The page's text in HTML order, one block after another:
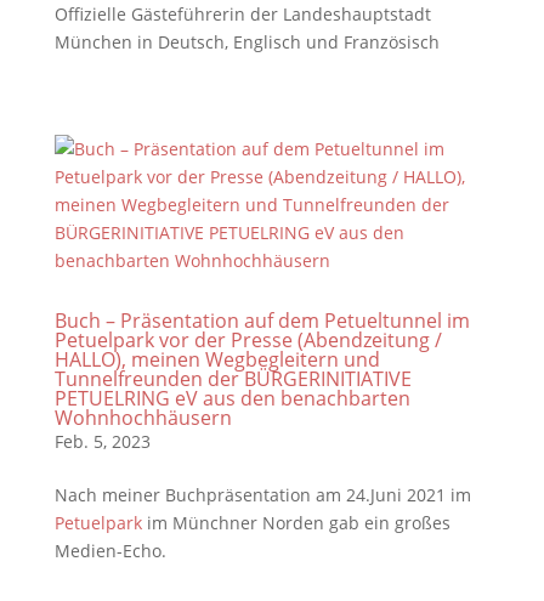
Offizielle Gästeführerin der Landeshauptstadt
München in Deutsch, Englisch und Französisch
Buch – Präsentation auf dem Petueltunnel im
Petuelpark vor der Presse (Abendzeitung /
HALLO), meinen Wegbegleitern und
Tunnelfreunden der BÜRGERINITIATIVE
PETUELRING eV aus den benachbarten
Wohnhochhäusern
Feb. 5, 2023
Nach meiner Buchpräsentation am 24.Juni 2021 im
Petuelpark im Münchner Norden gab ein großes
Medien-Echo.